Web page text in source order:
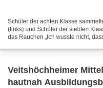
Schüler der achten Klasse
(links) und Schüler der siebten
das Rauchen „Ich wusste nicht,
Veitshöchheimer
hautnah